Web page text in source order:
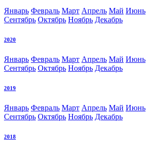
Январь Февраль Март Апрель Май Июнь
Сентябрь Октябрь Ноябрь Декабрь
2020
Январь Февраль Март Апрель Май Июнь
Сентябрь Октябрь Ноябрь Декабрь
2019
Январь Февраль Март Апрель Май Июнь
Сентябрь Октябрь Ноябрь Декабрь
2018